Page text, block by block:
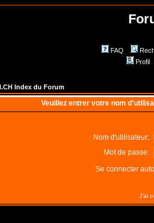
FAQ
Profil
Index du Forum
Veuillez entrer votre nom
Nom d'utilisateur:
Mot de passe:
Se connecter
J'ai